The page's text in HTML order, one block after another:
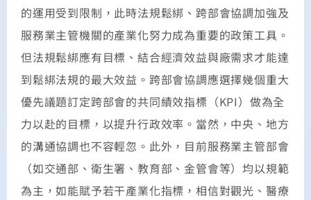
的運用受到限制，此時法規鬆綁、跨部會協調加強及
服務業主管機關的產業化努力成為重要的政策工具。
但法規鬆綁應有目標、結合經濟效益與廠需求才能達
到鬆綁法規的最大效益。跨部會協調應選擇幾個重大
優先議題訂定跨部會的共同績效指標（KPI）做為全
力以赴的目標，以提升行政效率。當然，中央、地方
的溝通協調也不容輕忽。此外，目前服務業主管部會
（如交通部、衛生署、教育部、金管會等）均以規範
為主，如能賦予若干產業化指標，相信對觀光、醫療